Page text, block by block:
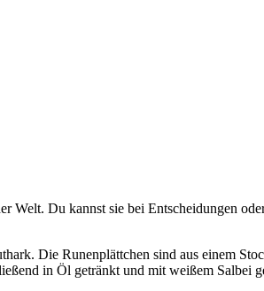
Welt. Du kannst sie bei Entscheidungen
Die Runenplättchen sind aus einem
in Öl getränkt und mit weißem